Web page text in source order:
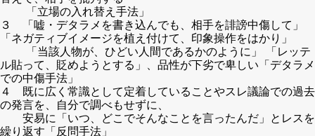
「立場の入れ替え手法」
３ 「嘘・デタラメを書き込んでも、相手を誹謗中傷して」
「ネガティブイメージを植え付けて、印象操作をはかり」
「当該人物が、ひどい人間であるかのように」 「レッテ
ル貼って、貶めようとする」、品性が下劣で卑しい「デタラメ
での中傷手法」
４ 既に広く常識として定着していることやスレ議論での過去
の発言を、自分で調べもせずに、
安易に「いつ、どこでそんなことを言ったんだ」とレスを
繰り返す「反問手法」